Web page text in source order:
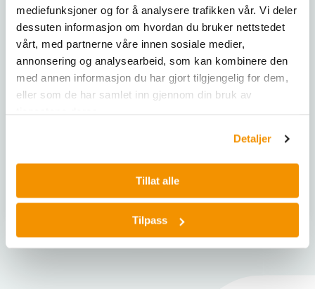
mediefunksjoner og for å analysere trafikken vår. Vi deler
dessuten informasjon om hvordan du bruker nettstedet
vårt, med partnerne våre innen sosiale medier,
annonsering og analysearbeid, som kan kombinere den
med annen informasjon du har gjort tilgjengelig for dem,
eller som de har samlet inn gjennom din bruk av
Detaljer
Tillat alle
Tilpass
Skruelokk, PP,
manipuleringssikkert,
BIO-CERT® PCR QUALITY
Manipulasjonssikre
skrukorker for mikrorør, med
silikonforsegling, støtter
Vis 6 varianter
Skruelokk, PP, med
silikonforsegling, BIO-
CERT® PCR QUALITY
Skrukork med silikontetning
for mikrorør,
temperaturområde -196 °C
forurensninger.
BRA 780741|
Vis 5 varianter